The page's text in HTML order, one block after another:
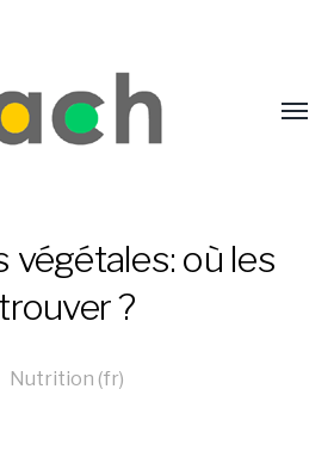
végétales: où les
trouver ?
Nutrition (fr)